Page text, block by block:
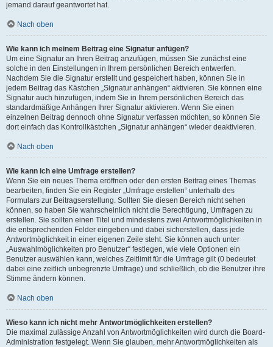
jemand darauf geantwortet hat.
Nach oben
Wie kann ich meinem Beitrag eine Signatur anfügen?
Um eine Signatur an Ihren Beitrag anzufügen, müssen Sie zunächst eine
solche in den Einstellungen in Ihrem persönlichen Bereich entwerfen.
Nachdem Sie die Signatur erstellt und gespeichert haben, können Sie in
jedem Beitrag das Kästchen „Signatur anhängen“ aktivieren. Sie können eine
Signatur auch hinzufügen, indem Sie in Ihrem persönlichen Bereich das
standardmäßige Anhängen Ihrer Signatur aktivieren. Wenn Sie einen
einzelnen Beitrag dennoch ohne Signatur verfassen möchten, so können Sie
dort einfach das Kontrollkästchen „Signatur anhängen“ wieder deaktivieren.
Nach oben
Wie kann ich eine Umfrage erstellen?
Wenn Sie ein neues Thema eröffnen oder den ersten Beitrag eines Themas
bearbeiten, finden Sie ein Register „Umfrage erstellen“ unterhalb des
Formulars zur Beitragserstellung. Sollten Sie diesen Bereich nicht sehen
können, so haben Sie wahrscheinlich nicht die Berechtigung, Umfragen zu
erstellen. Sie sollten einen Titel und mindestens zwei Antwortmöglichkeiten in
die entsprechenden Felder eingeben und dabei sicherstellen, dass jede
Antwortmöglichkeit in einer eigenen Zeile steht. Sie können auch unter
„Auswahlmöglichkeiten pro Benutzer“ festlegen, wie viele Optionen ein
Benutzer auswählen kann, welches Zeitlimit für die Umfrage gilt (0 bedeutet
dabei eine zeitlich unbegrenzte Umfrage) und schließlich, ob die Benutzer ihre
Stimme ändern können.
Nach oben
Wieso kann ich nicht mehr Antwortmöglichkeiten erstellen?
Die maximal zulässige Anzahl von Antwortmöglichkeiten wird durch die Board-
Administration festgelegt. Wenn Sie glauben, mehr Antwortmöglichkeiten als